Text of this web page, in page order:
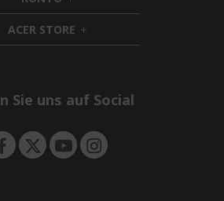
n
d
n
i
d
d
ACER STORE h
i
e
Sie uns auf Social